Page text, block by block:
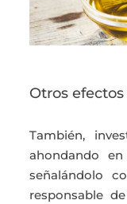
Otros
También,
ahondando
señalándolo
responsable